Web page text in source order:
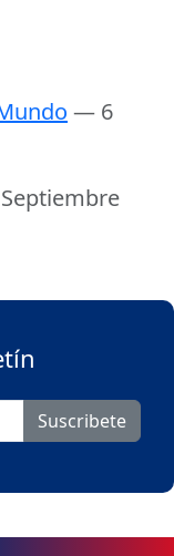
— 6
Suscribete